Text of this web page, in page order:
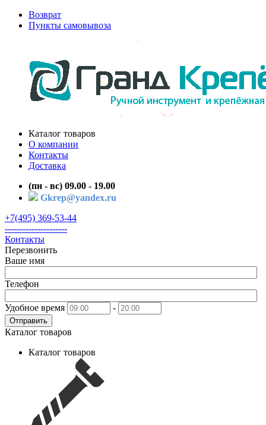
Возврат
Пункты самовывоза
Каталог товаров
О компании
Контакты
Доставка
(пн - вс) 09.00 - 19.00
Gkrep@yandex.ru
+7(495) 369-53-44
---------------------
Контакты
Перезвонить
Ваше имя
Телефон
Удобное время -
Отправить
Каталог товаров
Каталог товаров